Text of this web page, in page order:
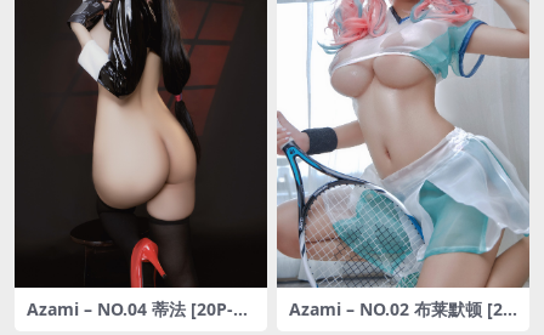
Azami – NO.04 蒂法 [20P-23
Azami – NO.02 布莱默顿 [23